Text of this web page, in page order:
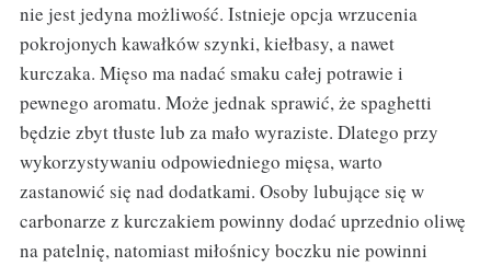
nie jest jedyna możliwość. Istnieje opcja wrzucenia
pokrojonych kawałków szynki, kiełbasy, a nawet
kurczaka. Mięso ma nadać smaku całej potrawie i
pewnego aromatu. Może jednak sprawić, że spaghetti
będzie zbyt tłuste lub za mało wyraziste. Dlatego przy
wykorzystywaniu odpowiedniego mięsa, warto
zastanowić się nad dodatkami. Osoby lubujące się w
carbonarze z kurczakiem powinny dodać uprzednio oliwę
na patelnię, natomiast miłośnicy boczku nie powinni